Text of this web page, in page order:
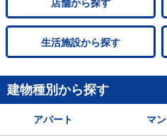
店舗から探す
生活施設から探す
建物種別から探す
アパート マ